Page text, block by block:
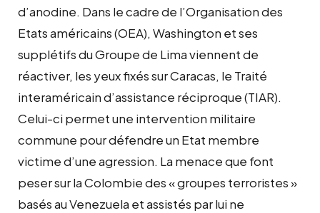
d’anodine. Dans le cadre de l’Organisation des
Etats américains (OEA), Washington et ses
supplétifs du Groupe de Lima viennent de
réactiver, les yeux fixés sur Caracas, le Traité
interaméricain d’assistance réciproque (TIAR).
Celui-ci permet une intervention militaire
commune pour défendre un Etat membre
victime d’une agression. La menace que font
peser sur la Colombie des « groupes terroristes »
basés au Venezuela et assistés par lui ne